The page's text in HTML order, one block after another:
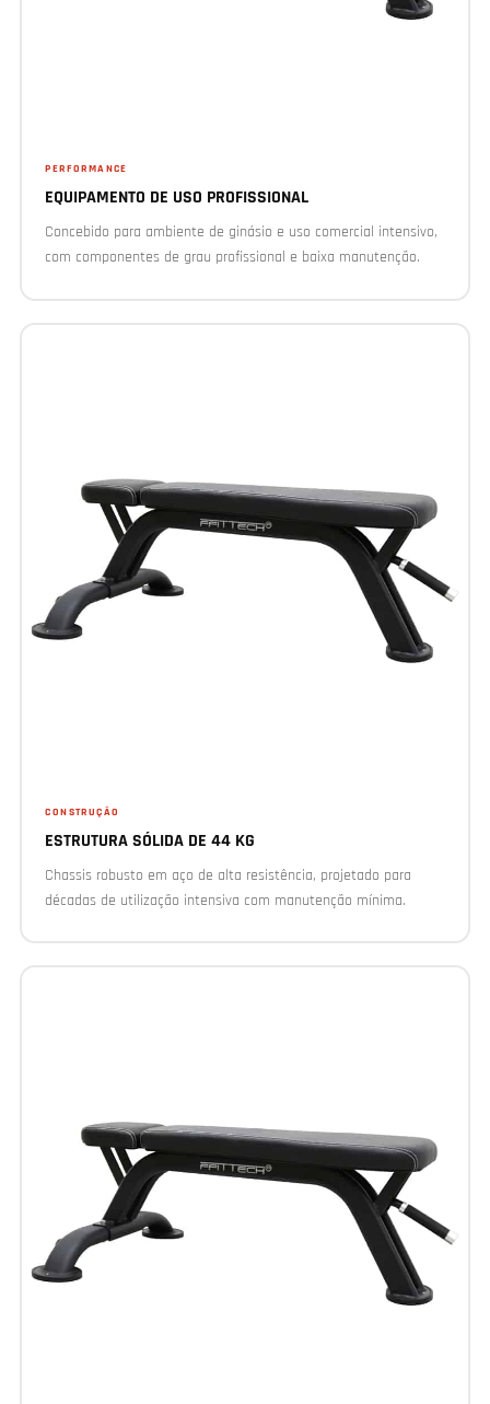
PERFORMANCE
EQUIPAMENTO DE USO PROFISSIONAL
Concebido para ambiente de ginásio e uso comercial intensivo,
com componentes de grau profissional e baixa manutenção.
CONSTRUÇÃO
ESTRUTURA SÓLIDA DE 44 KG
Chassis robusto em aço de alta resistência, projetado para
décadas de utilização intensiva com manutenção mínima.